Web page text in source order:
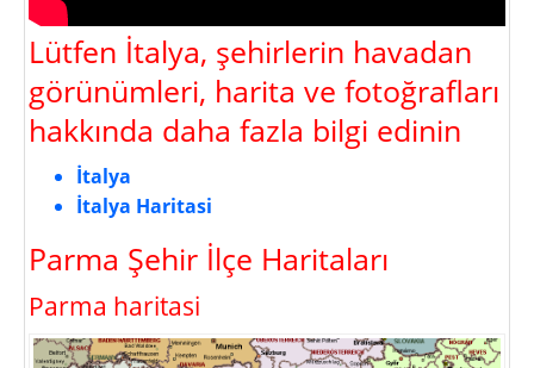
Lütfen İtalya, şehirlerin havadan
görünümleri, harita ve fotoğrafları
hakkında daha fazla bilgi edinin
İtalya
İtalya Haritasi
Parma Şehir İlçe Haritaları
Parma haritasi